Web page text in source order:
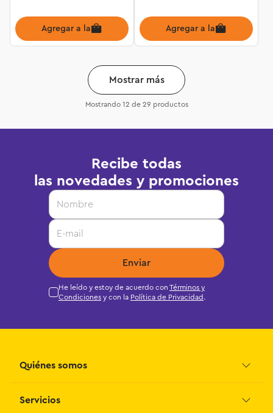
Agregar a la bolsa Agregar a la bolsa
Mostrar más
Mostrando 12 de 29 productos
Recibe todas
las novedades y promociones
Enviar
He leído y estoy de acuerdo con Términos y
Condiciones y con la Política de Privacidad .
Quiénes somos
Grupo Juguetron
Servicios